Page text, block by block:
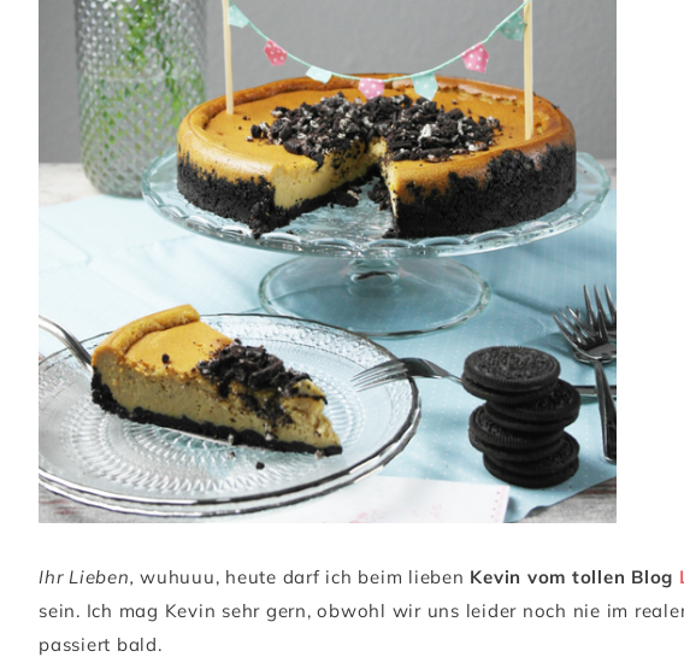
Ihr Lieben, wuhuuu, heute darf ich beim lieben Kevin vom tollen Blog
sein. Ich mag Kevin sehr gern, obwohl wir uns leider noch nie im
passiert bald.